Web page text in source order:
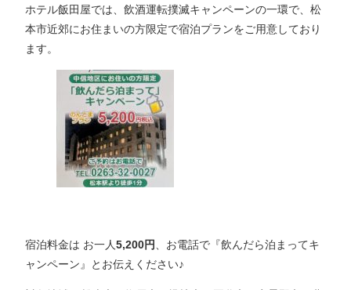
ホテル飯田屋では、飲酒運転撲滅キャンペーンの一環で、松
本市近郊にお住まいの方限定で宿泊プランをご用意しており
ます。
宿泊料金は お一人5,200円
、お電話で『飲んだら泊まってキ
ャンペーン』とお伝えください♪